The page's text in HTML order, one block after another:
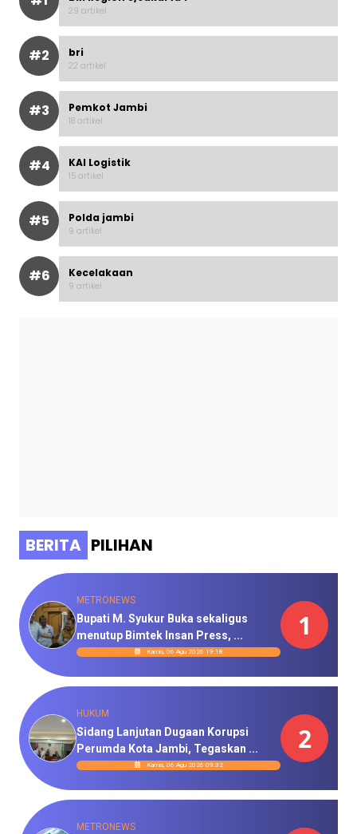
29 artikel
#2 bri
22 artikel
#3 Pemkot Jambi
18 artikel
#4 KAI Logistik
15 artikel
#5 Polda jambi
9 artikel
#6 Kecelakaan
9 artikel
BERITA PILIHAN
METRONEWS
Bupati M. Syukur Buka sekaligus
menutup Bimtek Insan Press, ...
Kamis, 06 Agu 2026 19:18
1
HUKUM
Sidang Lanjutan Dugaan Korupsi
Perumda Kota Jambi, Tegaskan ...
Kamis, 06 Agu 2026 09:32
2
METRONEWS